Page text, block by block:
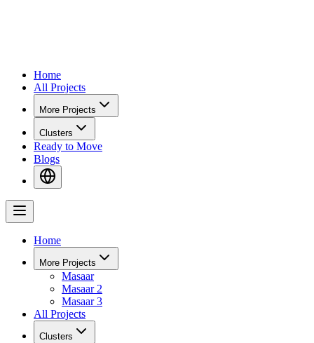
Home
All Projects
More Projects
Clusters
Ready to Move
Blogs
Home
More Projects
Masaar
Masaar 2
Masaar 3
All Projects
Clusters